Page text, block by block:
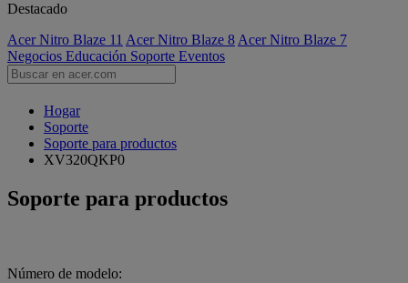
Destacado
Acer Nitro Blaze 11 Acer Nitro Blaze 8 Acer Nitro Blaze 7
Negocios Educación Soporte Eventos
Hogar
Soporte
Soporte para productos
XV320QKP0
Soporte para productos
Número de modelo: